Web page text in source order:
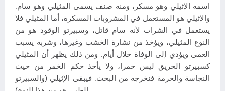
اسمه الإثيلي وهو مسكر، ومنه صنف يسمى المثيلي وهو سام.
والإثيلي هو المستعمل في المشروبات المسكرة، أما المثيلي فلا
يستعمل في الشراب لأنه سام قاتل، وسبيرتو الوقود هو من
النوع المثيلي، ويؤخذ من نشارة الخشب وغيرها، وشربه يسبب
العمى ويؤدي إلى الوفاة خلال أيام. ومن ذلك يظهر أن المثيلي
كسبيرتو الحريق ليس خمرا، ولا يأخذ حكم الخمر من حيث
النجاسة والحرمة فنخرجه من البحث. فيبقى الإثيلي (والسبيرتو